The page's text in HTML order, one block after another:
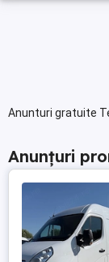
Anunturi gratuite
Anunțuri